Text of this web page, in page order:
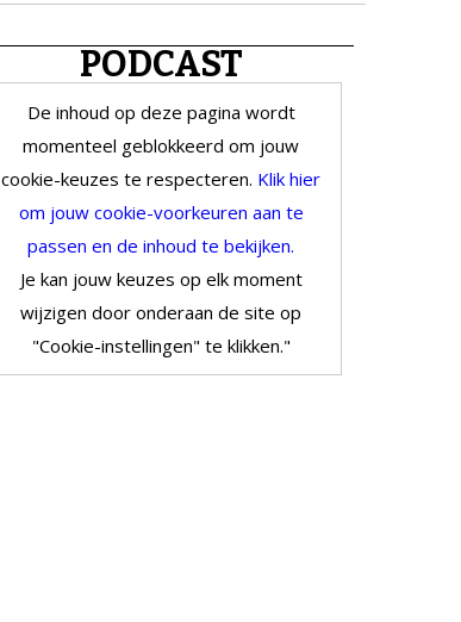
PODCAST
De inhoud op deze pagina wordt
momenteel geblokkeerd om jouw
cookie-keuzes te respecteren. Klik hier
om jouw cookie-voorkeuren aan te
passen en de inhoud te bekijken.
Je kan jouw keuzes op elk moment
wijzigen door onderaan de site op
"Cookie-instellingen" te klikken."